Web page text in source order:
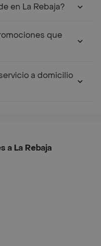
en La Rebaja?
que
a domicilio
a La Rebaja